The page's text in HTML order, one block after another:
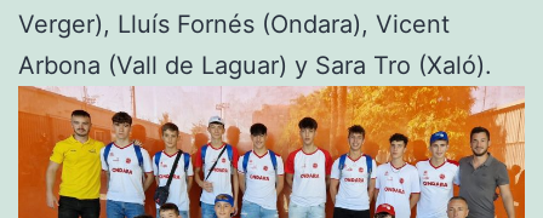
Verger), Lluís Fornés (Ondara), Vicent
Arbona (Vall de Laguar) y Sara Tro (Xaló).